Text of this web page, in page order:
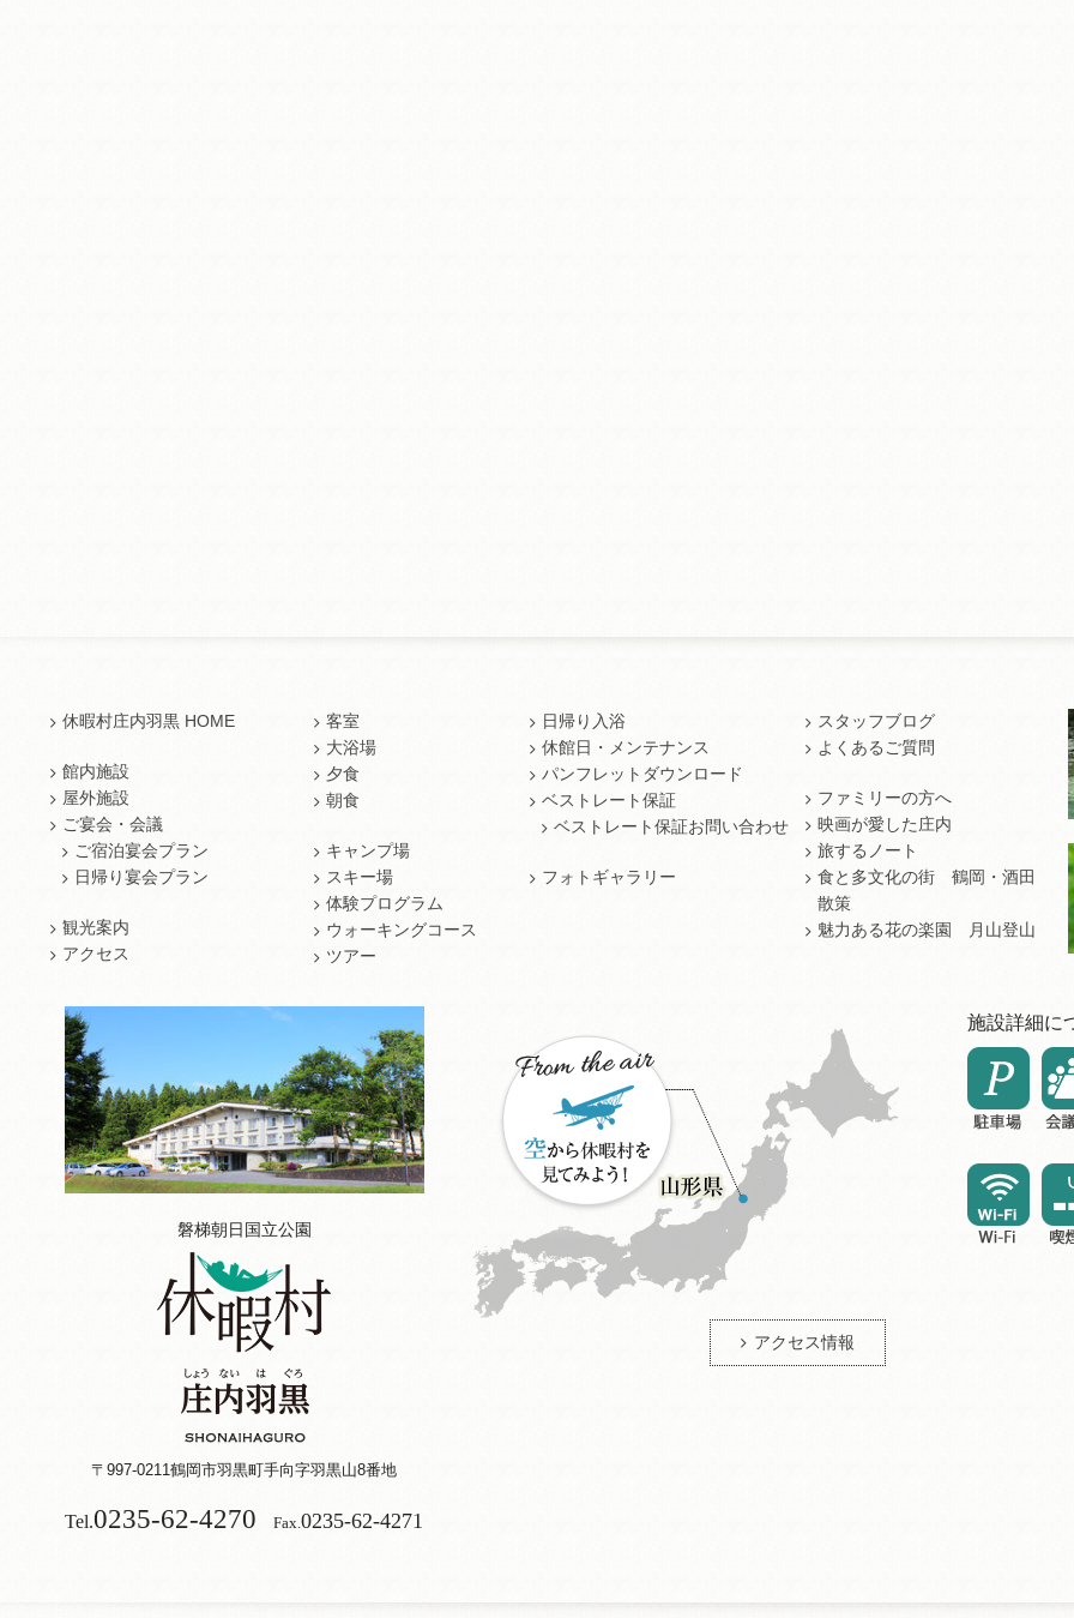
休暇村庄内羽黒 HOME
館内施設
屋外施設
ご宴会・会議
ご宿泊宴会プラン
日帰り宴会プラン
観光案内
アクセス
客室
大浴場
夕食
朝食
キャンプ場
スキー場
体験プログラム
ウォーキングコース
ツアー
日帰り入浴
休館日・メンテナンス
パンフレットダウンロード
ベストレート保証
ベストレート保証お問い合わせ
フォトギャラリー
スタッフブログ
よくあるご質問
ファミリーの方へ
映画が愛した庄内
旅するノート
食と多文化の街 鶴岡・酒田
散策
魅力ある花の楽園 月山登山
磐梯朝日国立公園
〒997-0211鶴岡市羽黒町手向字羽黒山8番地
Tel.0235-62-4270 Fax. 0235-62-4271
アクセス情報
施設詳細に